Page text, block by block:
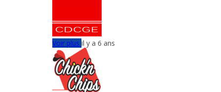
Voir plusil y a 6 ans